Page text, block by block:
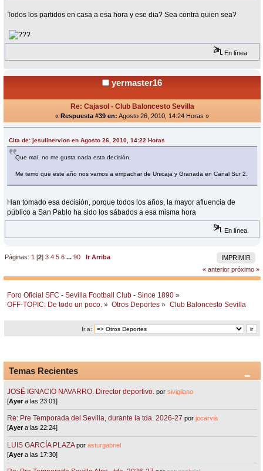
Todos los partidos en casa a esa hora y ese dia? Sea contra quien sea?
En línea
yermaster16
Re: Cajasol - Club Baloncesto Sevilla
« Respuesta #39 en: Agosto 26, 2010, 14:24 Horas »
Cita de: jesulinervion en Agosto 26, 2010, 14:22 Horas
Que mal, no me gusta nada esta decisión.
Me temo que este año nos vamos a empachar de Unicaja y Granada en Canal Sur 2.
Han tomado esa decisión, porque todos los años, la mayor afluencia de
público a San Pablo ha sido los sábados a esa misma hora
En línea
IMPRIMIR
Páginas: 1 [2]3 4 5 6 ...90
Ir Arriba
« anterior próximo »
Foro Oficial SFC - Sevilla Football Club - Since 1890 »
OFF-TOPIC: De todo un poco. » Otros Deportes » Club Baloncesto Sevilla
Ir a:
Temas Recientes
JOSÉ IGNACIO NAVARRO. Director deportivo. porsivigliano
[Ayera las 23:01]
Re: Pre Temporada del Sevilla, durante la tda. 2026-27 porjocarvia
[Ayera las 22:24]
LUIS GARCÍA PLAZA porasturgabriel
[Ayera las 17:30]